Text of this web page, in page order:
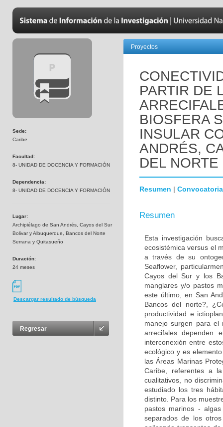
Sede:
Caribe
Facultad:
8- UNIDAD DE DOCENCIA Y FORMACIÓN
Dependencia:
8- UNIDAD DE DOCENCIA Y FORMACIÓN
Lugar:
Archipiélago de San Andrés, Cayos del Sur
Bolivar y Albuquerque, Bancos del Norte
Serrana y Quitasueño
Duración:
24 meses
Descargar resultado de búsqueda
Regresar
Proyectos
PARTIR DE
BIOSFERA
INSULAR
ANDRÉS,
DEL NORTE
Resumen | Convocatoria
Resumen
Esta investigación
ecosistémica versus el
a través de su
Seaflower,
Cayos del Sur y los
manglares y/o pastos
este último, en San
Bancos del norte?,
productividad e
manejo surgen para el
arrecifales dependen
interconexión entre
ecológico y es
las Áreas Marinas
Caribe, referentes a
cualitativos, no
estudiado los tres
distinto. Para los
pastos marinos -
separados de los